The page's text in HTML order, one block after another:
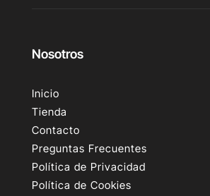
Nosotros
Inicio
Tienda
Contacto
Preguntas Frecuentes
Política de Privacidad
Política de Cookies